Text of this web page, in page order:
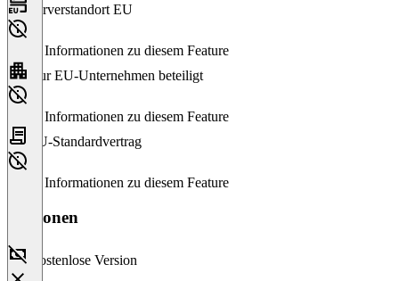
Serverstandort EU
Keine Informationen zu diesem Feature
Nur EU-Unternehmen beteiligt
Keine Informationen zu diesem Feature
EU-Standardvertrag
Keine Informationen zu diesem Feature
Versionen
Kostenlose Version